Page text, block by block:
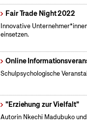
Fair Trade Night 2022
Innovative
einsetzen.
Online
Schulpsychologische
"Erziehung zur Vielfalt"
Autorin Nkechi Madubuko